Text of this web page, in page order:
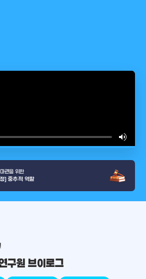
arrow_selector_tool
경기도
남도 대전광역시
place place
place place
volume_up
련을 위한
] 중추적 역할
구원 브이로그